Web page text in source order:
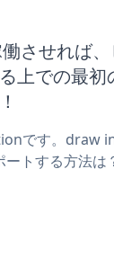
させれば、
上での最
です。draw
トする方法は